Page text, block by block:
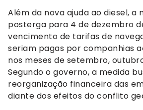
Além da nova ajuda ao diesel, a
posterga para 4 de dezembro
vencimento de tarifas de
seriam pagas por companhias
nos meses de setembro,
Segundo o governo, a medida
reorganização financeira das
diante dos efeitos do conflito